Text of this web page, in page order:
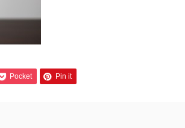
Pocket Pin it